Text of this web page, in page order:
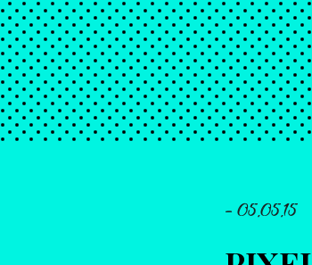
- 05.05.15